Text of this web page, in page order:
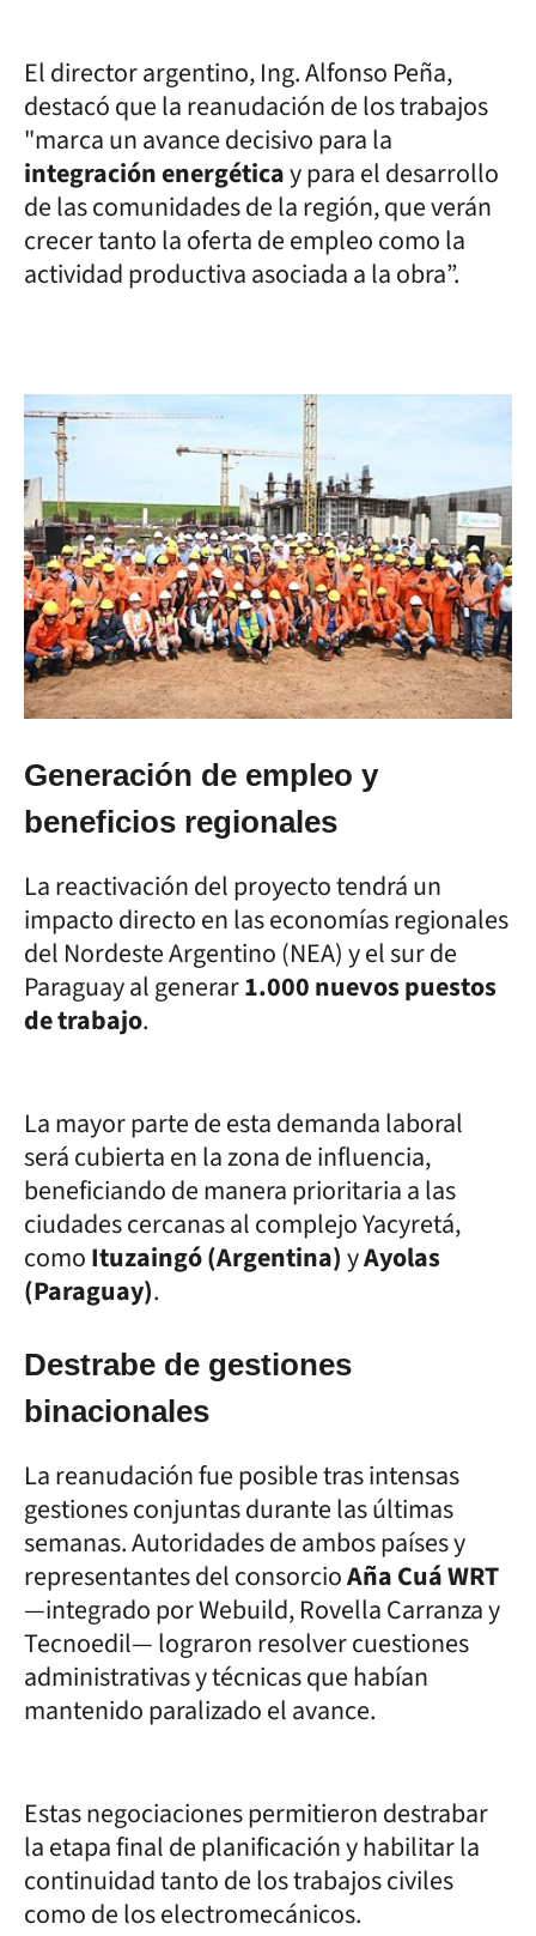
El director argentino, Ing. Alfonso Peña,
destacó que la reanudación de los trabajos
"marca un avance decisivo para la
integración energéticay para el desarrollo
de las comunidades de la región, que verán
crecer tanto la oferta de empleo como la
actividad productiva asociada a la obra”.
Generación de empleo y
beneficios regionales
La reactivación del proyecto tendrá un
impacto directo en las economías regionales
del Nordeste Argentino (NEA) y el sur de
Paraguay al generar1.000 nuevos puestos
de trabajo.
La mayor parte de esta demanda laboral
será cubierta en la zona de influencia,
beneficiando de manera prioritaria a las
ciudades cercanas al complejo Yacyretá,
comoItuzaingó (Argentina)yAyolas
(Paraguay).
Destrabe de gestiones
binacionales
La reanudación fue posible tras intensas
gestiones conjuntas durante las últimas
semanas. Autoridades de ambos países y
representantes del consorcioAña Cuá WRT
—integrado por Webuild, Rovella Carranza y
Tecnoedil— lograron resolver cuestiones
administrativas y técnicas que habían
mantenido paralizado el avance.
Estas negociaciones permitieron destrabar
la etapa final de planificación y habilitar la
continuidad tanto de los trabajos civiles
como de los electromecánicos.